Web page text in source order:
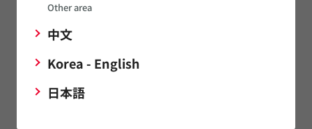
Other area
中文
Korea - English
日本語
自動車用機器 [ムラタへ問い合わせ要]